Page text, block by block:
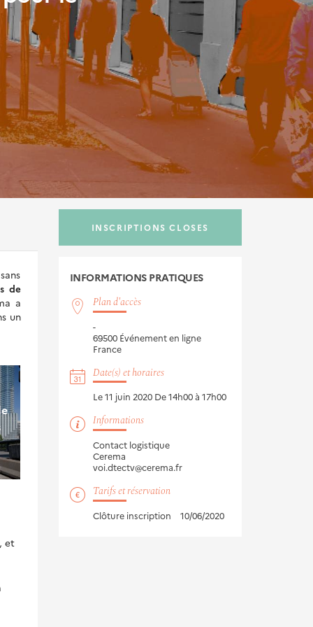
INSCRIPTIONS CLOSES
INFORMATIONS PRATIQUES
Plan d'accès
-
69500 Événement en ligne
France
Date(s) et horaires
Le 11 juin 2020 De 14h00 à 17h00
Informations
Contact logistique
Cerema
voi.dtectv@cerema.fr
Tarifs et réservation
Clôture inscription 10/06/2020
de
a
un
, et